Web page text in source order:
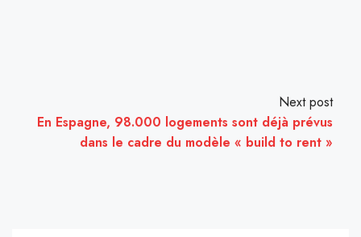
Next post
En Espagne, 98.000 logements sont déjà prévus
dans le cadre du modèle « build to rent »